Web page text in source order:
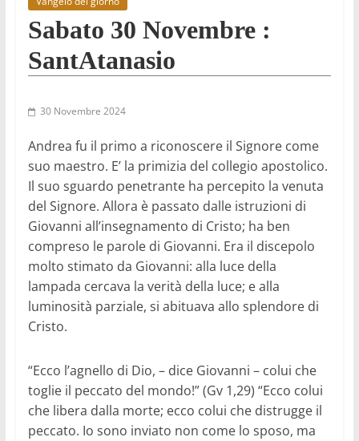
Sabato 30 Novembre :
SantAtanasio
30 Novembre 2024
Andrea fu il primo a riconoscere il Signore come
suo maestro. E’ la primizia del collegio apostolico.
Il suo sguardo penetrante ha percepito la venuta
del Signore. Allora è passato dalle istruzioni di
Giovanni all’insegnamento di Cristo; ha ben
compreso le parole di Giovanni. Era il discepolo
molto stimato da Giovanni: alla luce della
lampada cercava la verità della luce; e alla
luminosità parziale, si abituava allo splendore di
Cristo.
“Ecco l’agnello di Dio, – dice Giovanni – colui che
toglie il peccato del mondo!” (Gv 1,29) “Ecco colui
che libera dalla morte; ecco colui che distrugge il
peccato. Io sono inviato non come lo sposo, ma